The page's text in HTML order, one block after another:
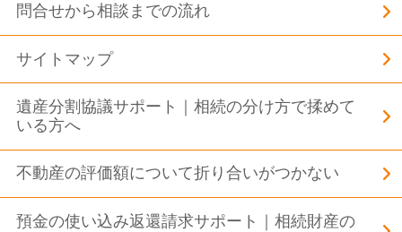
問合せから相談までの流れ
サイトマップ
遺産分割協議サポート｜相続の分け方で揉めて
いる方へ
不動産の評価額について折り合いがつかない
預金の使い込み返還請求サポート｜相続財産の